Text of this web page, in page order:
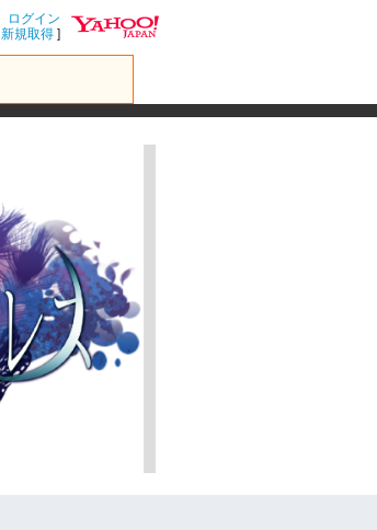
ログイン
新規取得 ]